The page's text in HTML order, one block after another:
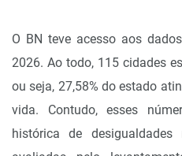
O BN teve acesso aos
2026. Ao todo, 115 cidades
ou seja, 27,58% do estado
vida. Contudo, esses
histórica de